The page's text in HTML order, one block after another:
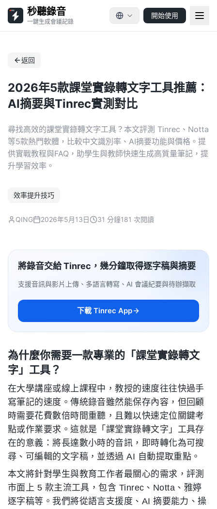
秒聽錄音
一鍵生成會議記錄
開始使用
返回
2026年5款課堂實錄轉文字工具推薦：
AI摘要與Tinrec實測對比
尋找高效的課堂實錄轉文字工具？本文評測 Tinrec、Notta
等5款熱門軟體，比較中文識別率、AI摘要功能與價格。提
供實戰教程與FAQ，助學生與教師快速生成高質量筆記，提
升學習效率。
效率提升技巧
QING 2026年5月13日 31 分鐘181 次閱讀
將錄音交給 Tinrec，幾分鐘取得逐字稿與摘要
支援音訊與影片上傳、多語言轉寫、AI 會議紀要與待辦擷取
下載 Tinrec App
為什麼你需要一款專業的「課堂實錄轉文
字」工具？
在大學講座或線上課程中，教授的速度往往快過手
寫筆記的速度。傳統錄音雖然能保存內容，但回顧
時需要花費數倍時間重聽，且難以快速定位關鍵考
點或作業要求。這就是「課堂實錄轉文字」工具存
在的意義：將長達數小時的音訊，即時轉化為可搜
尋、可編輯的文字稿，並透過 AI 自動提取重點。
本文將針對學生與教育工作者最關心的需求，評測
市面上 5 款主流工具，包含 Tinrec、Notta、雅婷
逐字稿等。我們將從語言支援度、AI 摘要能力、操